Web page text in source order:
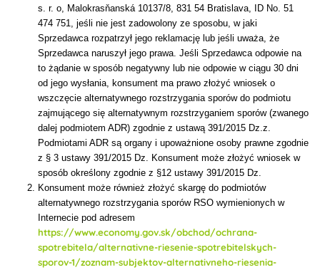
s. r. o, Malokrasňanská 10137/8, 831 54 Bratislava, ID No. 51
474 751, jeśli nie jest zadowolony ze sposobu, w jaki
Sprzedawca rozpatrzył jego reklamację lub jeśli uważa, że
Sprzedawca naruszył jego prawa. Jeśli Sprzedawca odpowie na
to żądanie w sposób negatywny lub nie odpowie w ciągu 30 dni
od jego wysłania, konsument ma prawo złożyć wniosek o
wszczęcie alternatywnego rozstrzygania sporów do podmiotu
zajmującego się alternatywnym rozstrzyganiem sporów (zwanego
dalej podmiotem ADR) zgodnie z ustawą 391/2015 Dz.z.
Podmiotami ADR są organy i upoważnione osoby prawne zgodnie
z § 3 ustawy 391/2015 Dz. Konsument może złożyć wniosek w
sposób określony zgodnie z §12 ustawy 391/2015 Dz.
Konsument może również złożyć skargę do podmiotów
alternatywnego rozstrzygania sporów RSO wymienionych w
Internecie pod adresem
https://www.economy.gov.sk/obchod/ochrana-
spotrebitela/alternativne-riesenie-spotrebitelskych-
sporov-1/zoznam-subjektov-alternativneho-riesenia-